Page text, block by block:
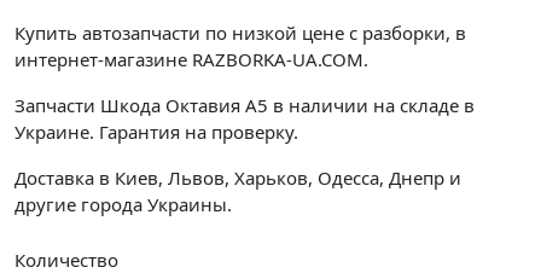
Купить автозапчасти по низкой цене с разборки, в
интернет-магазине RAZBORKA-UA.COM.
Запчасти Шкода Октавия A5 в наличии на складе в
Украине. Гарантия на проверку.
Доставка в Киев, Львов, Харьков, Одесса, Днепр и
другие города Украины.
Количество